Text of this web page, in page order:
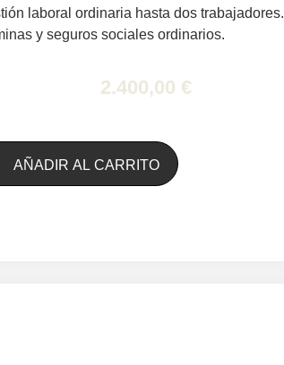
laboral ordinaria hasta dos trabajadores.
y seguros sociales ordinarios.
2.400,00 €
AÑADIR AL CARRITO